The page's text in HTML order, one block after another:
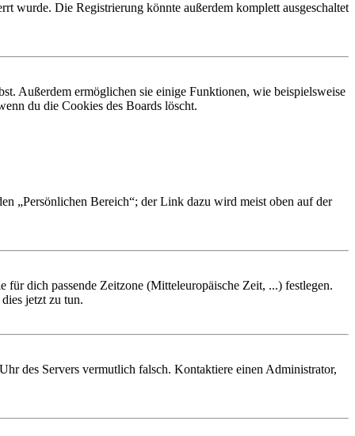
wurde. Die Registrierung könnte außerdem komplett ausgeschaltet
Außerdem ermöglichen sie einige Funktionen, wie beispielsweise
du die Cookies des Boards löscht.
„Persönlichen Bereich“; der Link dazu wird meist oben auf der
dich passende Zeitzone (Mitteleuropäische Zeit, ...) festlegen.
jetzt zu tun.
des Servers vermutlich falsch. Kontaktiere einen Administrator,